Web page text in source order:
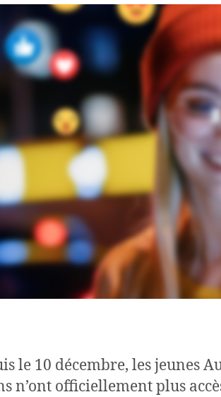
le 10 décembre, les jeunes
n’ont officiellement plus